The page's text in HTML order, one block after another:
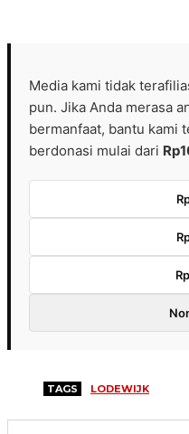
Media kami tidak
pun. Jika Anda merasa
bermanfaat, bantu kami
berdonasi mulai dari
TAGS LODEWIJK